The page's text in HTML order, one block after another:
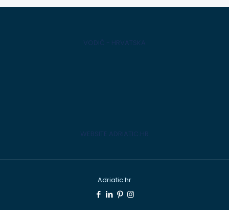
VODIČ - HRVATSKA
WEBSITE ADRIATIC.HR
Adriatic.hr